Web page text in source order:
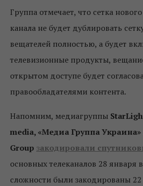
Группа отмечает, что сетка
канала не будет дублировать
вещателей полностью, а будет
телевизионные продукты,
открытом доступе будет
правообладателями контента.
Напомним, медиагруппы
media, «Медиа Группа Украина»
Group закодировали
основных телеканалов 28 января
сложности были закодированы 22